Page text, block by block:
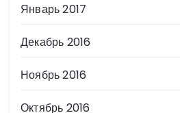
Январь 2017
Декабрь 2016
Ноябрь 2016
Октябрь 2016